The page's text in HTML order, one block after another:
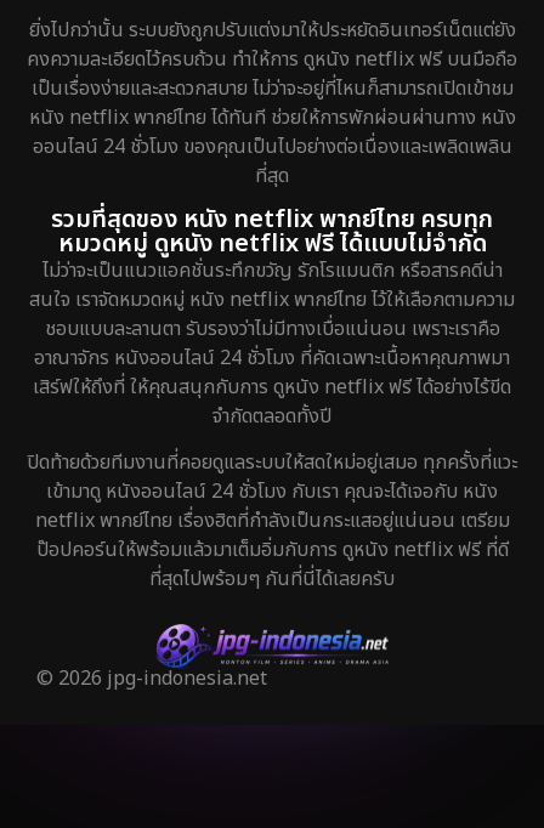
ยิ่งไปกว่านั้น ระบบยังถูกปรับแต่งมาให้ประหยัดอินเทอร์เน็ตแต่ยัง
คงความละเอียดไว้ครบถ้วน ทำให้การ ดูหนัง netflix ฟรี บนมือถือ
เป็นเรื่องง่ายและสะดวกสบาย ไม่ว่าจะอยู่ที่ไหนก็สามารถเปิดเข้าชม
หนัง netflix พากย์ไทย ได้ทันที ช่วยให้การพักผ่อนผ่านทาง หนัง
ออนไลน์ 24 ชั่วโมง ของคุณเป็นไปอย่างต่อเนื่องและเพลิดเพลิน
ที่สุด
รวมที่สุดของ หนัง netflix พากย์ไทย ครบทุก
หมวดหมู่ ดูหนัง netflix ฟรี ได้แบบไม่จำกัด
ไม่ว่าจะเป็นแนวแอคชั่นระทึกขวัญ รักโรแมนติก หรือสารคดีน่า
สนใจ เราจัดหมวดหมู่ หนัง netflix พากย์ไทย ไว้ให้เลือกตามความ
ชอบแบบละลานตา รับรองว่าไม่มีทางเบื่อแน่นอน เพราะเราคือ
อาณาจักร หนังออนไลน์ 24 ชั่วโมง ที่คัดเฉพาะเนื้อหาคุณภาพมา
เสิร์ฟให้ถึงที่ ให้คุณสนุกกับการ ดูหนัง netflix ฟรี ได้อย่างไร้ขีด
จำกัดตลอดทั้งปี
ปิดท้ายด้วยทีมงานที่คอยดูแลระบบให้สดใหม่อยู่เสมอ ทุกครั้งที่แวะ
เข้ามาดู หนังออนไลน์ 24 ชั่วโมง กับเรา คุณจะได้เจอกับ หนัง
netflix พากย์ไทย เรื่องฮิตที่กำลังเป็นกระแสอยู่แน่นอน เตรียม
ป๊อปคอร์นให้พร้อมแล้วมาเต็มอิ่มกับการ ดูหนัง netflix ฟรี ที่ดี
ที่สุดไปพร้อมๆ กันที่นี่ได้เลยครับ
© 2026 jpg-indonesia.net